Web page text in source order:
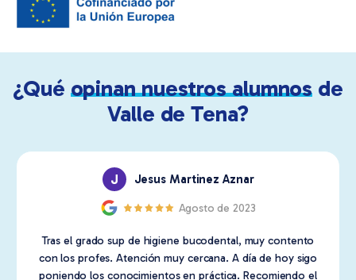
¿Qué opinan nuestros alumnos de
Valle de Tena?
J Jesus Martinez Aznar
Agosto de 2023
Tras el grado sup de higiene bucodental, muy contento
con los profes. Atención muy cercana. A día de hoy sigo
poniendo los conocimientos en práctica. Recomiendo el